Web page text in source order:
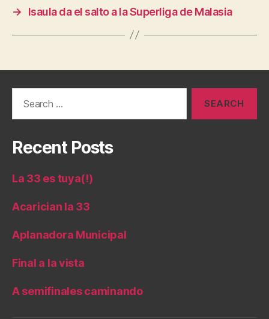
→
Isaula da el salto a la Superliga de Malasia
Recent Posts
La 33 es tuya(!)
Acarician la 33
Aplanadora Municipal
Final a la vista
A semifinales caminando